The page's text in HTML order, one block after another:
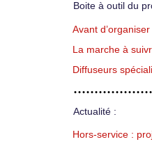
Boite à outil du
Avant
La marche à
Diffuseurs
Actualité :
Hors-service :